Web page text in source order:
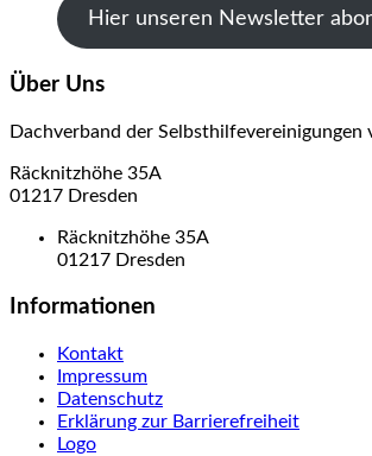
Hier unseren Newsletter
Über Uns
Dachverband der
Räcknitzhöhe 35A
01217 Dresden
Räcknitzhöhe 35A
01217 Dresden
Informationen
Kontakt
Impressum
Datenschutz
Erklärung zur Barrierefreiheit
Logo